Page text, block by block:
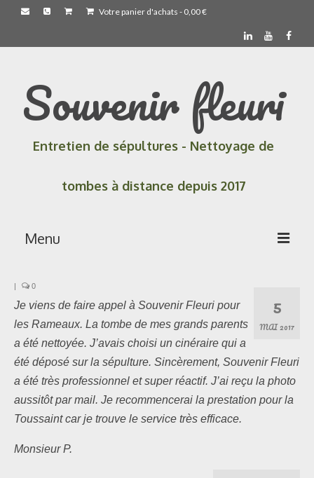
Votre panier d'achats - 0,00€
Souvenir fleuri
Entretien de sépultures - Nettoyage de
tombes à distance depuis 2017
Menu
Les formules
Les compositions
Actualités
5
MAI 2017
0
Je viens de faire appel à Souvenir Fleuri pour
les Rameaux. La tombe de mes grands parents
a été nettoyée. J’avais choisi un cinéraire qui a
été déposé sur la sépulture. Sincèrement, Souvenir Fleuri
a été très professionnel et super réactif. J’ai reçu la photo
aussitôt par mail. Je recommencerai la prestation pour la
Toussaint car je trouve le service très efficace.
Monsieur P.